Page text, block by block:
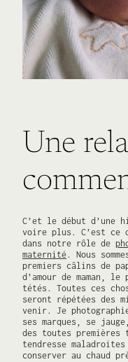
Une
C’et le début d’une
voire plus. C’est ce
dans notre rôle de
maternité. Nous
premiers câlins de
d’amour de maman,
tétés. Toutes ces
seront répétées des
venir. Je
ses marques, se
des toutes premières
tendresse
conserver au chaud